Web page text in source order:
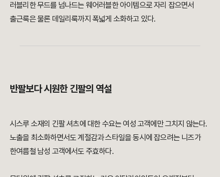
러블리한 무드를 넘나드는 웨어러블한 아이템으로 자리 잡으면서
출근룩은 물론 데일리룩까지 폭넓게 소화하고 있다.
반팔보다 시원한 긴팔의 역설
시스루 소재의 긴팔 셔츠에 대한 수요는 여성 고객에만 그치지 않는다.
노출을 최소화하면서도 계절감과 스타일을 동시에 잡으려는 니즈가
한여름철 남성 고객에서도 주효하다.